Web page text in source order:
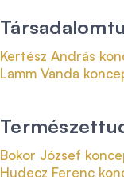
Kertész András
Lamm Vanda
Bokor József
Hudecz Ferenc